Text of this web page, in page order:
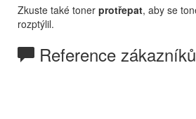
Zkuste také toner protřepat, aby se
rozptýlil.
Reference